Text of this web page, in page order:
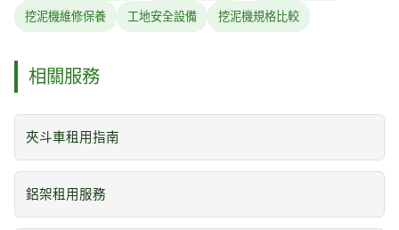
挖泥機維修保養 工地安全設備 挖泥機規格比較
相關服務
夾斗車租用指南
鋁架租用服務